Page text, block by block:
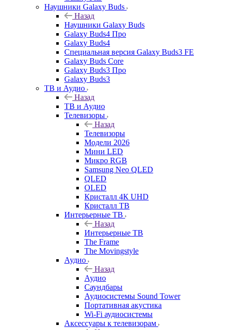
Наушники Galaxy Buds
Назад
Наушники Galaxy Buds
Galaxy Buds4 Про
Galaxy Buds4
Специальная версия Galaxy Buds3 FE
Galaxy Buds Core
Galaxy Buds3 Про
Galaxy Buds3
ТВ и Аудио
Назад
ТВ и Аудио
Телевизоры
Назад
Телевизоры
Модели 2026
Мини LED
Микро RGB
Samsung Neo QLED
QLED
OLED
Кристалл 4К UHD
Кристалл ТВ
Интерьерные ТВ
Назад
Интерьерные ТВ
The Frame
The Movingstyle
Аудио
Назад
Аудио
Саундбары
Аудиосистемы Sound Tower
Портативная акустика
Wi-Fi аудиосистемы
Аксессуары к телевизорам